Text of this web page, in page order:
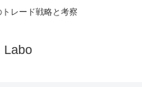
レード戦略と考察
Labo